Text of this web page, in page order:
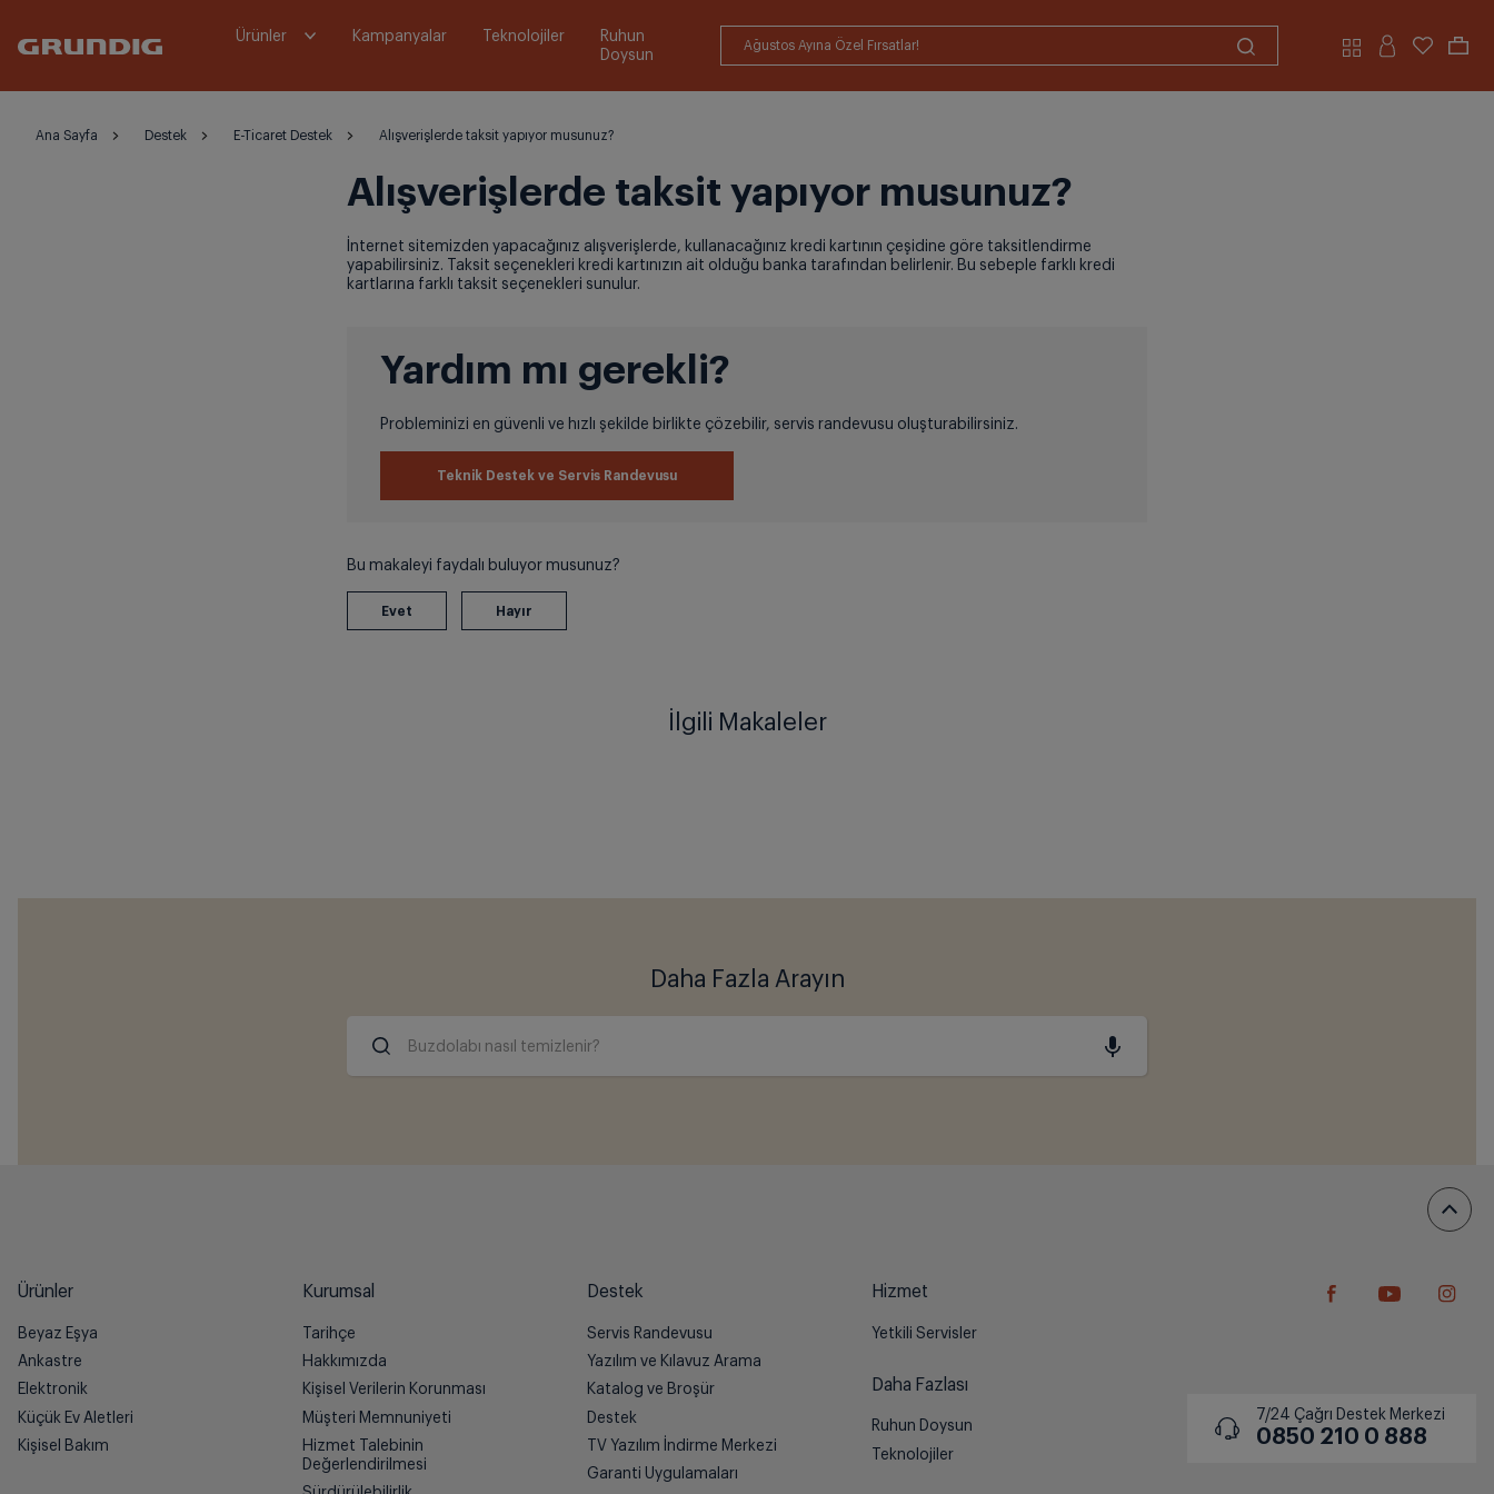
Ürünler Kampanyalar Teknolojiler
Ruhun
Doysun
Ağustos Ayına Özel Fırsatlar!
Ana Sayfa Destek E-Ticaret Destek Alışverişlerde taksit yapıyor musunuz?
Alışverişlerde taksit yapıyor musunuz?
İnternet sitemizden yapacağınız alışverişlerde, kullanacağınız kredi kartının çeşidine göre taksitlendirme
yapabilirsiniz. Taksit seçenekleri kredi kartınızın ait olduğu banka tarafından belirlenir. Bu sebeple farklı kredi
kartlarına farklı taksit seçenekleri sunulur.
Yardım mı gerekli?
Probleminizi en güvenli ve hızlı şekilde birlikte çözebilir, servis randevusu oluşturabilirsiniz.
Teknik Destek ve Servis Randevusu
Bu makaleyi faydalı buluyor musunuz?
İlgili Makaleler
Daha Fazla Arayın
Buzdolabı nasıl temizlenir?
Ürünler
Beyaz Eşya
Ankastre
Elektronik
Küçük Ev Aletleri
Kişisel Bakım
Kurumsal
Tarihçe
Hakkımızda
Kişisel Verilerin Korunması
Müşteri Memnuniyeti
Hizmet Talebinin
Değerlendirilmesi
Destek
Servis Randevusu
Yazılım ve Kılavuz Arama
Katalog ve Broşür
Destek
TV Yazılım İndirme Merkezi
Garanti Uygulamaları
Hizmet
Yetkili Servisler
Daha Fazlası
Ruhun Doysun
Teknolojiler
7/24 Çağrı Destek Merkezi
0850 210 0 888